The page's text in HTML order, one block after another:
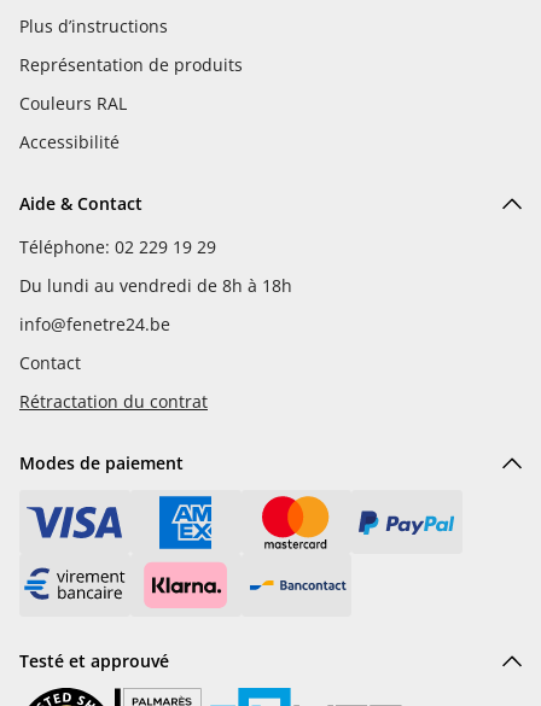
Plus d’instructions
Représentation de produits
Couleurs RAL
Accessibilité
Aide & Contact
Téléphone: 02 229 19 29
Du lundi au vendredi de 8h à 18h
info@fenetre24.be
Contact
Rétractation du contrat
Modes de paiement
Testé et approuvé